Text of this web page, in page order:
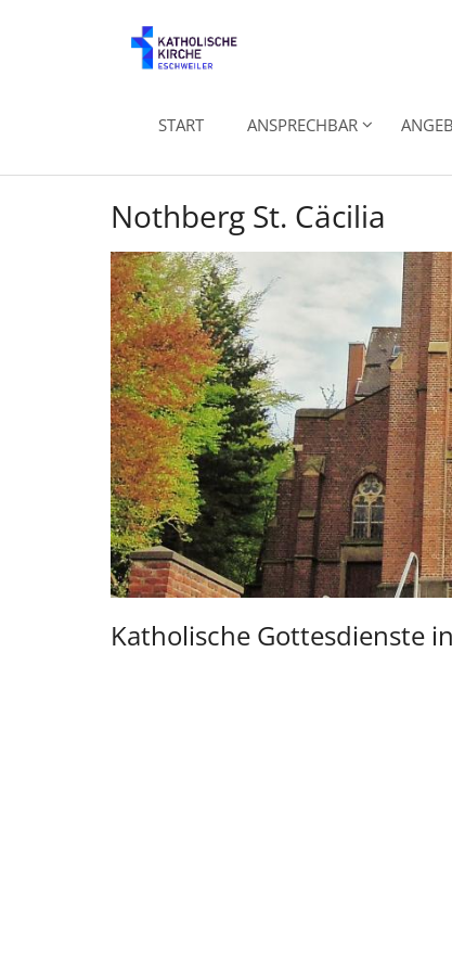
START ANSPRECHBAR
Nothberg St. Cäcilia
Katholische Gottesdienste